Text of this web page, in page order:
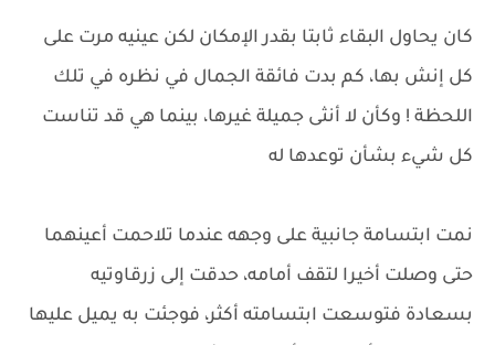
كان يحاول البقاء ثابتا بقدر الإمكان لكن عينيه مرت على
كل إنش بها، كم بدت فائقة الجمال في نظره في تلك
اللحظة ! وكأن لا أنثى جميلة غيرها، بينما هي قد تناست
كل شيء بشأن توعدها له
نمت ابتسامة جانبية على وجهه عندما تلاحمت أعينهما
حتى وصلت أخيرا لتقف أمامه، حدقت إلى زرقاوتيه
بسعادة فتوسعت ابتسامته أكثر، فوجئت به يميل عليها